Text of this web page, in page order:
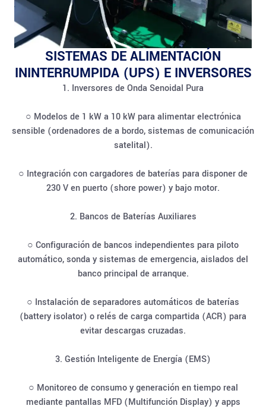
SISTEMAS DE ALIMENTACIÓN
ININTERRUMPIDA (UPS) E INVERSORES
1. Inversores de Onda Senoidal Pura
○ Modelos de 1 kW a 10 kW para alimentar electrónica
sensible (ordenadores de a bordo, sistemas de comunicación
satelital).
○ Integración con cargadores de baterías para disponer de
230 V en puerto (shore power) y bajo motor.
2. Bancos de Baterías Auxiliares
○ Configuración de bancos independientes para piloto
automático, sonda y sistemas de emergencia, aislados del
banco principal de arranque.
○ Instalación de separadores automáticos de baterías
(battery isolator) o relés de carga compartida (ACR) para
evitar descargas cruzadas.
3. Gestión Inteligente de Energía (EMS)
○ Monitoreo de consumo y generación en tiempo real
mediante pantallas MFD (Multifunción Display) y apps